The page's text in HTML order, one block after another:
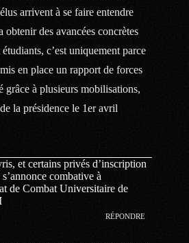
arrivent à se faire entendre
obtenir des avancées concrètes
c’est uniquement parce
en place un rapport de forces
grâce à plusieurs mobilisations,
la présidence le 1er avril
et certains privés d’inscription
combative à
de Combat Universitaire de
RÉPONDRE